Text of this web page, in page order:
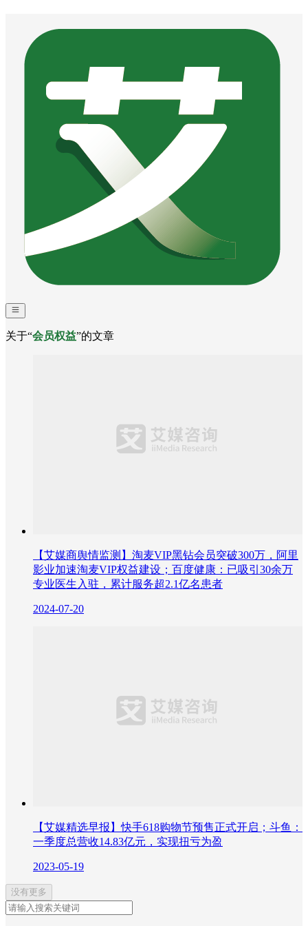
关于“会员权益”的文章
【艾媒商舆情监测】淘麦VIP黑钻会员突破300万，阿里
影业加速淘麦VIP权益建设；百度健康：已吸引30余万
专业医生入驻，累计服务超2.1亿名患者
2024-07-20
【艾媒精选早报】快手618购物节预售正式开启；斗鱼：
一季度总营收14.83亿元，实现扭亏为盈
2023-05-19
没有更多